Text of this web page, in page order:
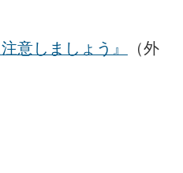
意しましょう』
（外